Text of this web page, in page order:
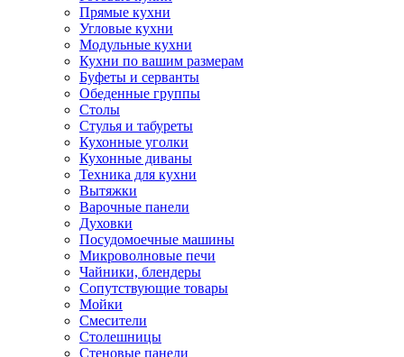
Прямые кухни
Угловые кухни
Модульные кухни
Кухни по вашим размерам
Буфеты и серванты
Обеденные группы
Столы
Стулья и табуреты
Кухонные уголки
Кухонные диваны
Техника для кухни
Вытяжки
Варочные панели
Духовки
Посудомоечные машины
Микроволновые печи
Чайники, блендеры
Сопутствующие товары
Мойки
Смесители
Столешницы
Стеновые панели